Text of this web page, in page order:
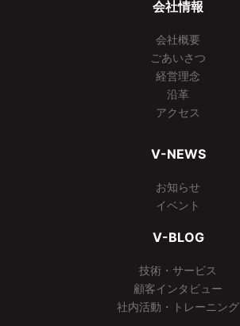
会社情報
会社概要
ごあいさつ
経営理念
沿革
アクセス
V-NEWS
お知らせ
イベント
V-BLOG
技術・サービス
顧客インタビュー
社内活動・トレーニング